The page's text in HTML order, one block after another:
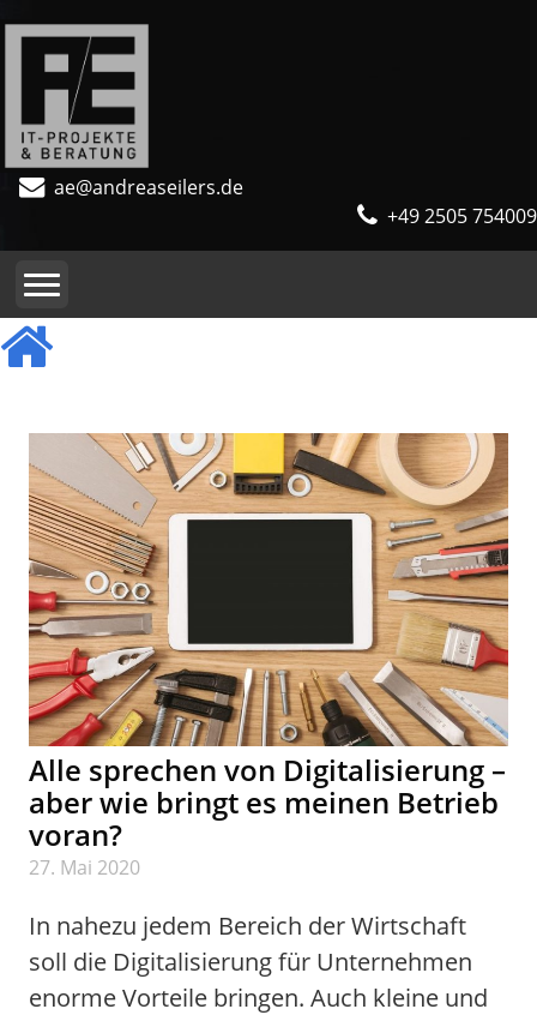
ae@andreaseilers.de
+49 2505 754009
Alle sprechen von Digitalisierung –
aber wie bringt es meinen Betrieb
voran?
27. Mai 2020
In nahezu jedem Bereich der Wirtschaft
soll die Digitalisierung für Unternehmen
enorme Vorteile bringen. Auch kleine und